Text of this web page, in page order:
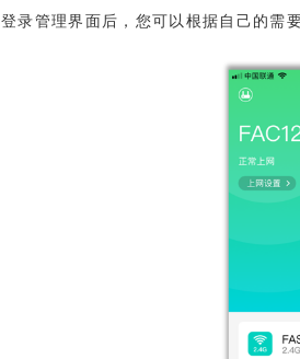
登录管理界面后，您可以根据自己的需